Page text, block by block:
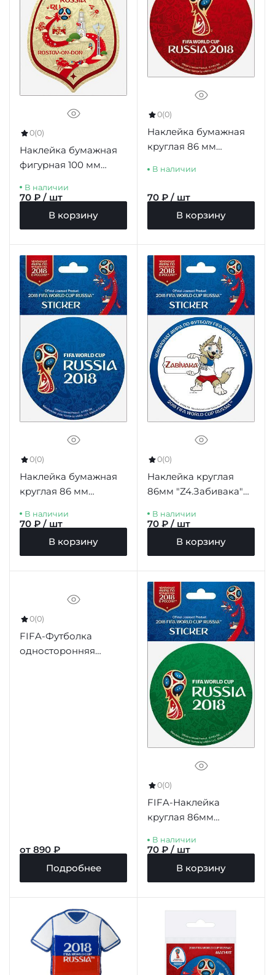
0(0)
Наклейка бумажная
фигурная 100 мм
цв.бежевый
В наличии
70 ₽ / шт
В корзину
0(0)
Наклейка бумажная
круглая 86 мм
В наличии
70 ₽ / шт
В корзину
0(0)
Наклейка бумажная
круглая 86 мм
синий фон
В наличии
70 ₽ / шт
В корзину
0(0)
Наклейка круглая
86мм "Z4.Забивака"
борт
В наличии
70 ₽ / шт
В корзину
0(0)
FIFA-Футболка
односторонняя
от 890 ₽
Подробнее
0(0)
FIFA-Наклейка
круглая 86мм
зеленый фон
В наличии
70 ₽ / шт
В корзину